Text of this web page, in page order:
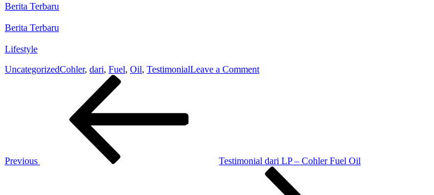
Berita Terbaru
Berita Terbaru
Lifestyle
UncategorizedCohler, dari, Fuel, Oil, TestimonialLeave a Commenton
Previous
Testimonial dari LP – Cohler Fuel Oil